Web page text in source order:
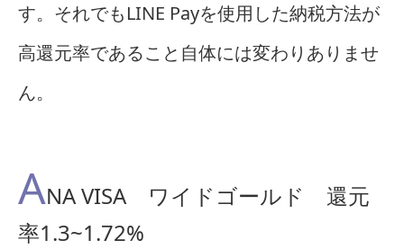
す。それでもLINE Payを使用した納税方法が
高還元率であること自体には変わりありませ
ん。
ANA VISA ワイドゴールド 還元
率1.3~1.72%